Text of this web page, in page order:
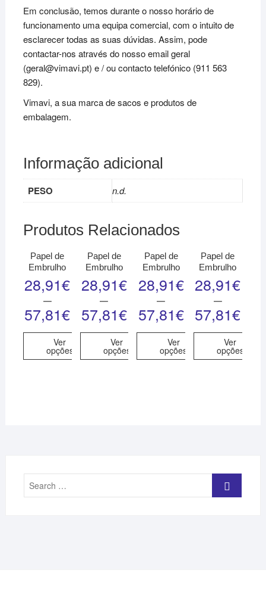
Em conclusão, temos durante o nosso horário de
funcionamento uma equipa comercial, com o intuito de
esclarecer todas as suas dúvidas. Assim, pode
contactar-nos através do nosso email geral
(geral@vimavi.pt) e / ou contacto telefónico (911 563
829).
Vimavi, a sua marca de sacos e produtos de
embalagem.
Informação adicional
PESO n.d.
Produtos Relacionados
Papel de
Embrulho
28,91€
–
57,81€
Ver
opções
Papel de
Embrulho
28,91€
–
57,81€
Ver
opções
Papel de
Embrulho
28,91€
–
57,81€
Ver
opções
Papel de
Embrulho
28,91€
–
57,81€
Ver
opções
Search